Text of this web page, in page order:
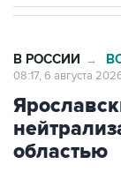
В РОССИИ →
08:17, 6 августа
областью